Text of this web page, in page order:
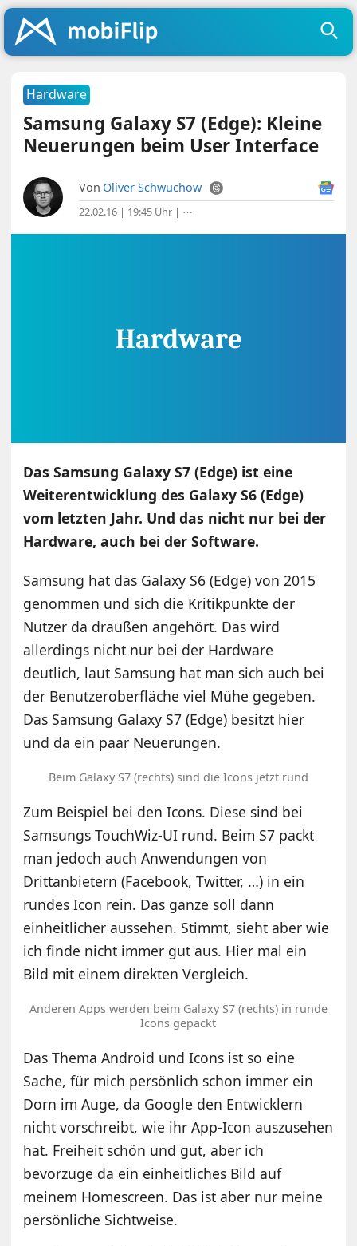
Hardware
Samsung Galaxy S7 (Edge): Kleine
Neuerungen beim User Interface
Von Oliver Schwuchow
22.02.16 | 19:45 Uhr | ⋯
Das Samsung Galaxy S7 (Edge) ist eine
Weiterentwicklung des Galaxy S6 (Edge)
vom letzten Jahr. Und das nicht nur bei der
Hardware, auch bei der Software.
Samsung hat das Galaxy S6 (Edge) von 2015
genommen und sich die Kritikpunkte der
Nutzer da draußen angehört. Das wird
allerdings nicht nur bei der Hardware
deutlich, laut Samsung hat man sich auch bei
der Benutzeroberfläche viel Mühe gegeben.
Das Samsung Galaxy S7 (Edge) besitzt hier
und da ein paar Neuerungen.
Beim Galaxy S7 (rechts) sind die Icons jetzt rund
Zum Beispiel bei den Icons. Diese sind bei
Samsungs TouchWiz-UI rund. Beim S7 packt
man jedoch auch Anwendungen von
Drittanbietern (Facebook, Twitter, …) in ein
rundes Icon rein. Das ganze soll dann
einheitlicher aussehen. Stimmt, sieht aber wie
ich finde nicht immer gut aus. Hier mal ein
Bild mit einem direkten Vergleich.
Anderen Apps werden beim Galaxy S7 (rechts) in runde
Icons gepackt
Das Thema Android und Icons ist so eine
Sache, für mich persönlich schon immer ein
Dorn im Auge, da Google den Entwicklern
nicht vorschreibt, wie ihr App-Icon auszusehen
hat. Freiheit schön und gut, aber ich
bevorzuge da ein einheitliches Bild auf
meinem Homescreen. Das ist aber nur meine
persönliche Sichtweise.